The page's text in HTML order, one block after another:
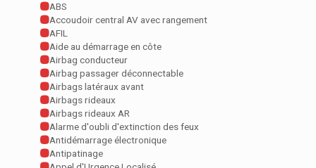
ABS
Accoudoir central AV avec rangement
AFIL
Aide au démarrage en côte
Airbag conducteur
Airbag passager déconnectable
Airbags latéraux avant
Airbags rideaux
Airbags rideaux AR
Alarme d'oubli d'extinction des feux
Antidémarrage électronique
Antipatinage